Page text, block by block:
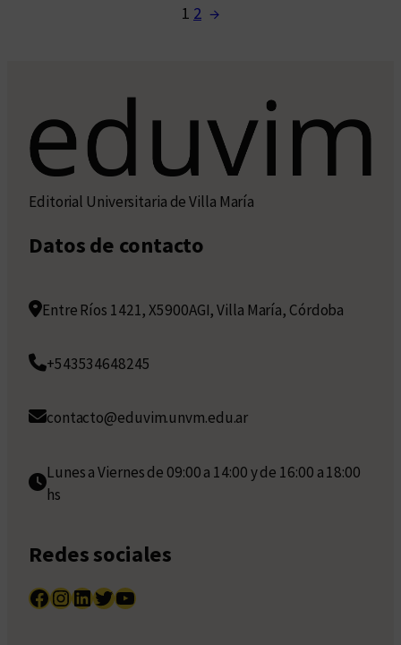
1 2 →
Editorial Universitaria de Villa María
Datos de contacto
Entre Ríos 1421, X5900AGI, Villa María, Córdoba
+543534648245
contacto@eduvim.unvm.edu.ar
Lunes a Viernes de 09:00 a 14:00 y de 16:00 a 18:00
hs
Redes sociales
Facebook InstagramLinkedIn Twitter YouTube